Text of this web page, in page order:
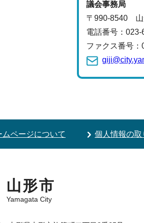
議会事務局
〒990-8540 山
電話番号： 023-
ファクス番号
ムページについて 個人情報の取
山形市
Yamagata City